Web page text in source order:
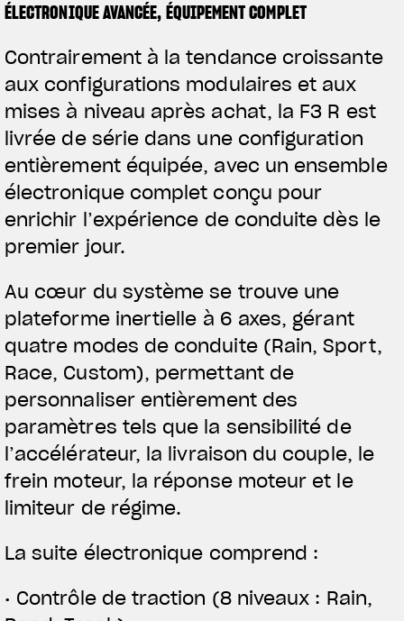
ÉLECTRONIQUE AVANCÉE, ÉQUIPEMENT COMPLET
Contrairement à la tendance croissante
aux configurations modulaires et aux
mises à niveau après achat, la F3 R est
livrée de série dans une configuration
entièrement équipée, avec un ensemble
électronique complet conçu pour
enrichir l’expérience de conduite dès le
premier jour.
Au cœur du système se trouve une
plateforme inertielle à 6 axes, gérant
quatre modes de conduite (Rain, Sport,
Race, Custom), permettant de
personnaliser entièrement des
paramètres tels que la sensibilité de
l’accélérateur, la livraison du couple, le
frein moteur, la réponse moteur et le
limiteur de régime.
La suite électronique comprend :
• Contrôle de traction (8 niveaux : Rain,